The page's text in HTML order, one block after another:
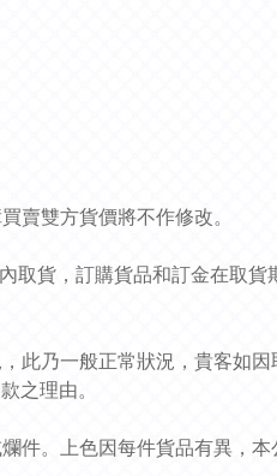
賣雙方貨價將不作修改。
貨，訂購貨品和訂金在取貨
此乃一般正常狀況，貴客如
之理由。
件。上色因每件貨品有異，本